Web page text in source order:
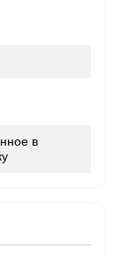
в